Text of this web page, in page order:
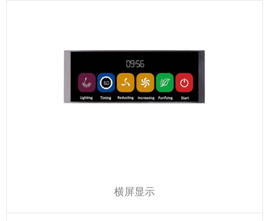
横屏显示